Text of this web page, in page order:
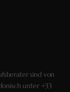
sind von
unter +33